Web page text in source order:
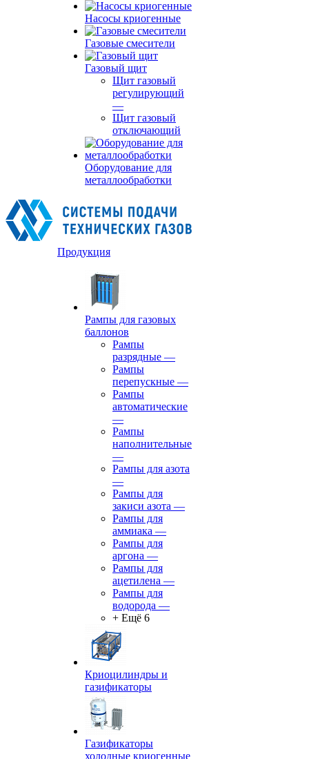
Насосы криогенные
Газовые смесители
Газовый щит
Щит газовый
регулирующий
—
Щит газовый
отключающий
Оборудование для
металлообработки
Продукция
Рампы для газовых
баллонов
Рампы
разрядные —
Рампы
перепускные —
Рампы
автоматические
—
Рампы
наполнительные
—
Рампы для азота
—
Рампы для
закиси азота —
Рампы для
аммиака —
Рампы для
аргона —
Рампы для
ацетилена —
Рампы для
водорода —
+ Ещё 6
Криоцилиндры и
газификаторы
Газификаторы
холодные криогенные